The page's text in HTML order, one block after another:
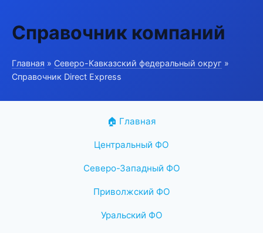
Справочник компаний
Главная » Северо-Кавказский федеральный округ »
Справочник Direct Express
🏠 Главная
Центральный ФО
Северо-Западный ФО
Приволжский ФО
Уральский ФО